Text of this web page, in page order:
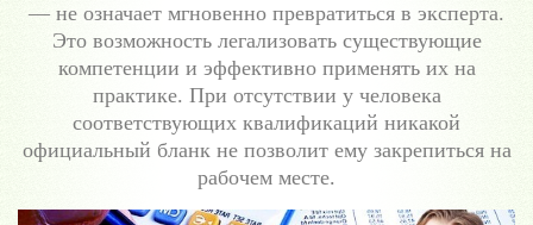
— не означает мгновенно превратиться в эксперта.
Это возможность легализовать существующие
компетенции и эффективно применять их на
практике. При отсутствии у человека
соответствующих квалификаций никакой
официальный бланк не позволит ему закрепиться на
рабочем месте.